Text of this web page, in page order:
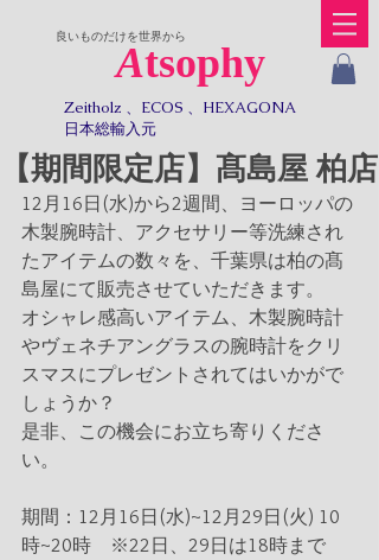
Atsophy
​良いものだけを世界から
Zeitholz 、ECOS 、HEXAGONA
日本総輸入元​​
【期間限定店】髙島屋 柏店
12月16日(水)から2週間、ヨーロッパの
木製腕時計、アクセサリー等洗練され
たアイテムの数々を、千葉県は柏の髙
島屋にて販売させていただきます。
オシャレ感高いアイテム、木製腕時計
やヴェネチアングラスの腕時計をクリ
スマスにプレゼントされてはいかがで
しょうか？
是非、この機会にお立ち寄りくださ
い。
期間：12月16日(水)~12月29日(火) 10
時~20時　※22日、29日は18時まで